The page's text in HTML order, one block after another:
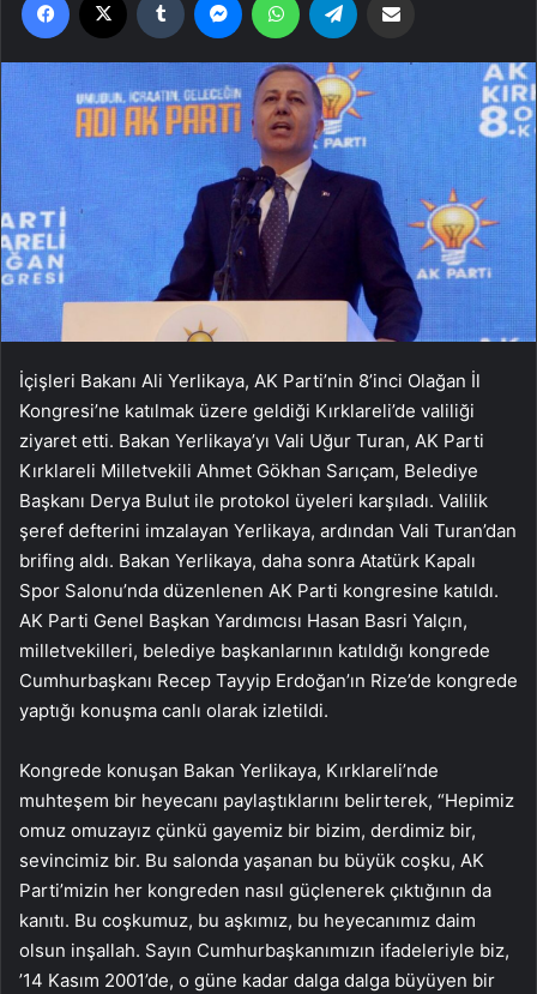
İçişleri Bakanı Ali Yerlikaya, AK Parti’nin 8’inci Olağan İl
Kongresi’ne katılmak üzere geldiği Kırklareli’de valiliği
ziyaret etti. Bakan Yerlikaya’yı Vali Uğur Turan, AK Parti
Kırklareli Milletvekili Ahmet Gökhan Sarıçam, Belediye
Başkanı Derya Bulut ile protokol üyeleri karşıladı. Valilik
şeref defterini imzalayan Yerlikaya, ardından Vali Turan’dan
brifing aldı. Bakan Yerlikaya, daha sonra Atatürk Kapalı
Spor Salonu’nda düzenlenen AK Parti kongresine katıldı.
AK Parti Genel Başkan Yardımcısı Hasan Basri Yalçın,
milletvekilleri, belediye başkanlarının katıldığı kongrede
Cumhurbaşkanı Recep Tayyip Erdoğan’ın Rize’de kongrede
yaptığı konuşma canlı olarak izletildi.
Kongrede konuşan Bakan Yerlikaya, Kırklareli’nde
muhteşem bir heyecanı paylaştıklarını belirterek, “Hepimiz
omuz omuzayız çünkü gayemiz bir bizim, derdimiz bir,
sevincimiz bir. Bu salonda yaşanan bu büyük coşku, AK
Parti’mizin her kongreden nasıl güçlenerek çıktığının da
kanıtı. Bu coşkumuz, bu aşkımız, bu heyecanımız daim
olsun inşallah. Sayın Cumhurbaşkanımızın ifadeleriyle biz,
’14 Kasım 2001’de, o güne kadar dalga dalga büyüyen bir